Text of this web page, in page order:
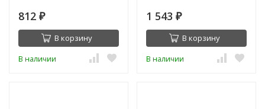
812 ₽
В корзину
В наличии
1 543 ₽
В корзину
В наличии